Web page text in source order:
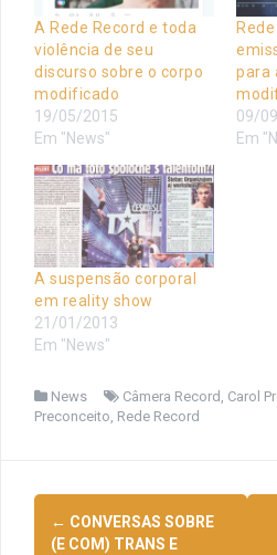
A Rede Record e toda
violência de seu
discurso sobre o corpo
modificado
19/05/2015
Em "News"
para
09/
Em
A suspensão corporal
em reality show
21/01/2013
Em "News"
News Câmera Record Carol
Preconceito Rede Record
Navegação
← CONVERSAS SOBRE
(E COM) TRANS E